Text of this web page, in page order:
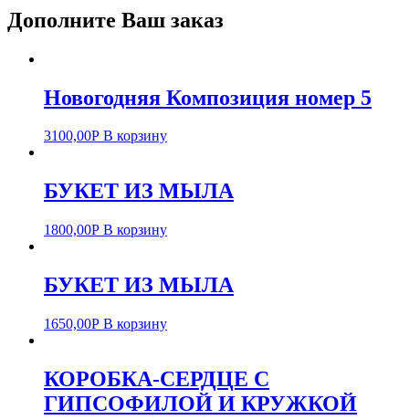
Дополните Ваш заказ
Новогодняя Композиция номер 5
3100,00Р В корзину
БУКЕТ ИЗ МЫЛА
1800,00Р В корзину
БУКЕТ ИЗ МЫЛА
1650,00Р В корзину
КОРОБКА-СЕРДЦЕ С
ГИПСОФИЛОЙ И КРУЖКОЙ